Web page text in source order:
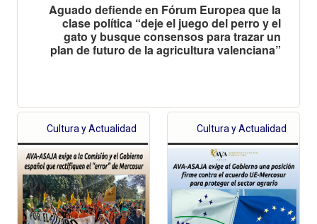
Aguado defiende en Fórum Europea que la
clase política “deje el juego del perro y el
gato y busque consensos para trazar un
plan de futuro de la agricultura valenciana”
Cultura y Actualidad Cultura y Actualidad